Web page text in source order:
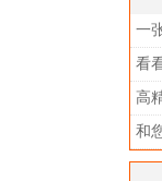
一
看
品
高
精
和
儿